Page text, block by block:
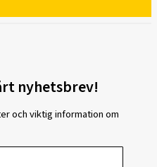
nyhetsbrev!
och viktig information om